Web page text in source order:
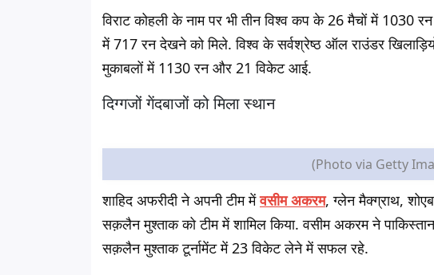
विराट कोहली के नाम पर भी तीन विश्व कप के 26 मैचों में 1030
में 717 रन देखने को मिले. विश्व के सर्वश्रेष्ठ ऑल राउंडर
मुकाबलों में 1130 रन और 21 विकेट आई.
दिग्गजों गेंदबाजों को मिला स्थान
(Photo via Getty
शाहिद अफरीदी ने अपनी टीम मेंवसीम अकरम, ग्लेन मैक्ग्राथ,
सक़लैन मुश्ताक को टीम में शामिल किया. वसीम अकरम ने
सक़लैन मुश्ताक टूर्नामेंट में 23 विकेट लेने में सफल रहे.